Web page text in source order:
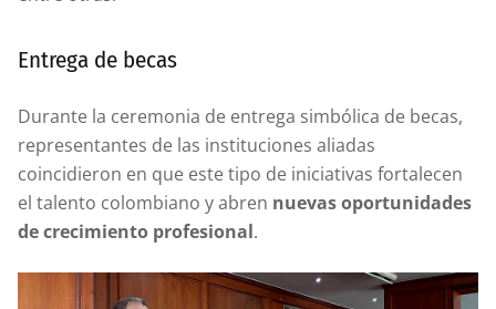
Entrega de becas
Durante la ceremonia de entrega simbólica de becas,
representantes de las instituciones aliadas
coincidieron en que este tipo de iniciativas fortalecen
el talento colombiano y abren nuevas oportunidades
de crecimiento profesional.